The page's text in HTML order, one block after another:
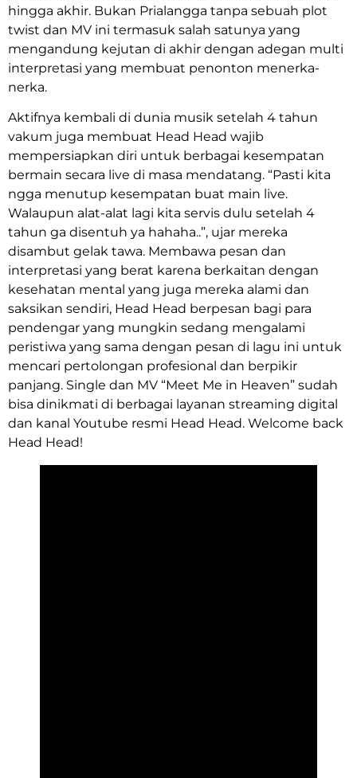
hingga akhir. Bukan Prialangga tanpa sebuah plot
twist dan MV ini termasuk salah satunya yang
mengandung kejutan di akhir dengan adegan multi
interpretasi yang membuat penonton menerka-
nerka.
Aktifnya kembali di dunia musik setelah 4 tahun
vakum juga membuat Head Head wajib
mempersiapkan diri untuk berbagai kesempatan
bermain secara live di masa mendatang. “Pasti kita
ngga menutup kesempatan buat main live.
Walaupun alat-alat lagi kita servis dulu setelah 4
tahun ga disentuh ya hahaha..”, ujar mereka
disambut gelak tawa. Membawa pesan dan
interpretasi yang berat karena berkaitan dengan
kesehatan mental yang juga mereka alami dan
saksikan sendiri, Head Head berpesan bagi para
pendengar yang mungkin sedang mengalami
peristiwa yang sama dengan pesan di lagu ini untuk
mencari pertolongan profesional dan berpikir
panjang. Single dan MV “Meet Me in Heaven” sudah
bisa dinikmati di berbagai layanan streaming digital
dan kanal Youtube resmi Head Head. Welcome back
Head Head!